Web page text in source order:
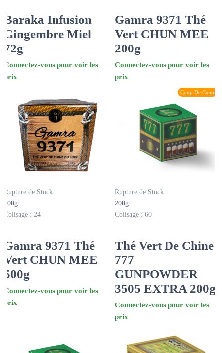
Baraka Infusion
Gingembre Miel
72g
Connectez-vous pour voir les
prix
Gamra 9371 Thé
Vert CHUN MEE
200g
Connectez-vous pour voir les
prix
Rupture de Stock
500g
Colisage : 24
Gamra 9371 Thé
Vert CHUN MEE
500g
Connectez-vous pour voir les
prix
Coup De Cœur
Rupture de Stock
200g
Colisage : 60
Thé Vert De Chine
777
GUNPOWDER
3505 EXTRA 200g
Connectez-vous pour voir les
prix